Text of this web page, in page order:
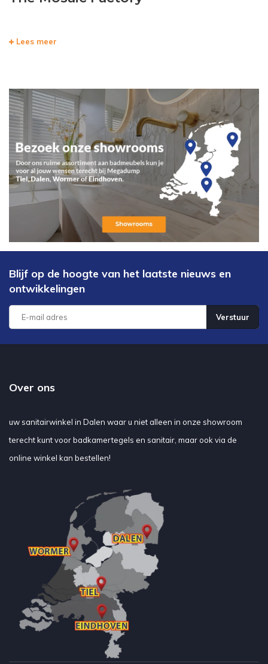
Lees meer
Blijf op de hoogte van het laatste nieuws en
ontwikkelingen
Verstuur
Over ons
uw sanitairwinkel in Dalen waar u niet alleen in onze showroom
terecht kunt voor badkamertegels en sanitair, maar ook via de
online winkel kan bestellen!